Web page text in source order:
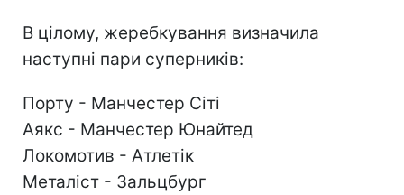
В цілому, жеребкування визначила
наступні пари суперників:
Порту - Манчестер Сіті
Аякс - Манчестер Юнайтед
Локомотив - Атлетік
Металіст - Зальцбург